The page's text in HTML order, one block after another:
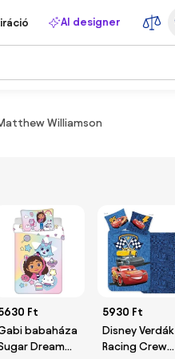
AI designer
Williamson
Ft
babaháza
Dream
5930 Ft
Disney Verdák
Racing Crew